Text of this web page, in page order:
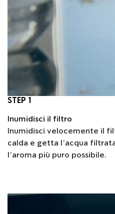
STEP 1
Inumidisci il filtro
Inumidisci velocemente il
calda e getta l’acqua
l’aroma più puro possibile.